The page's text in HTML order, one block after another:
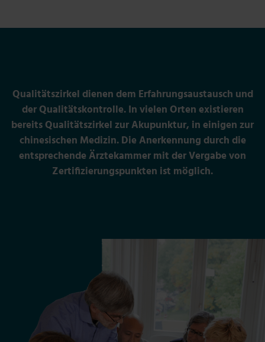
Qualitätszirkel dienen dem Erfahrungsaustausch und
der Qualitätskontrolle. In vielen Orten existieren
bereits Qualitätszirkel zur Akupunktur, in einigen zur
chinesischen Medizin. Die Anerkennung durch die
entsprechende Ärztekammer mit der Vergabe von
Zertifizierungspunkten ist möglich.